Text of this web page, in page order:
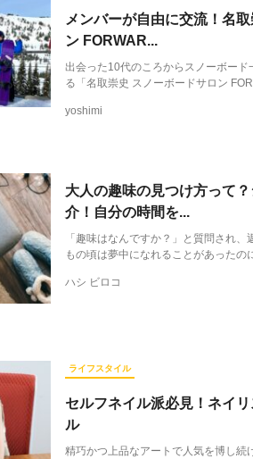
メンバーが自由に交流！名
ン FORWAR...
出会った10代のころからスノーボー
る「名取崇史 スノーボードサロン
yoshimi
大人の趣味の見つけ方って
介！自分の時間を...
「趣味はなんですか？」と質問され
もの頃は夢中になれることがあった
ハシ ビロコ
ライフスタイル
セルフネイル派必見！ネイ
ル
精巧かつ上品なアートで人気を博し続